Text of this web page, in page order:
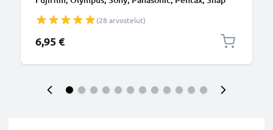
(28 arvostelut)
6,95 €